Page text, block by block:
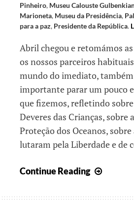
Pinheiro, Museu Calouste
Marioneta, Museu da Presidência,
para a paz, Presidente da República.
Abril chegou e retomámos
os nossos parceiros
mundo do imediato,
importante parar um pouco
que fizemos, refletindo
Deveres das Crianças, sobre
Proteção dos Oceanos,
lutaram pela Liberdade e de
Continue Reading
Abril